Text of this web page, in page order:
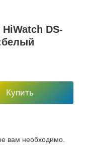
DS-
Купить
вам необходимо.